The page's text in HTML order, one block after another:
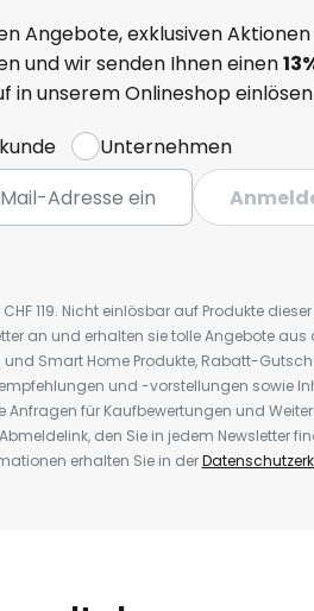
Angebote, exklusiven
und wir senden Ihnen einen
in unserem Onlineshop
Unternehmen
119. Nicht einlösbar auf Produkte dieser
an und erhalten sie tolle Angebote
Smart Home Produkte, Rabatt-
und -vorstellungen sowie
für Kaufbewertungen und
den Sie in jedem Newsletter
erhalten Sie in der